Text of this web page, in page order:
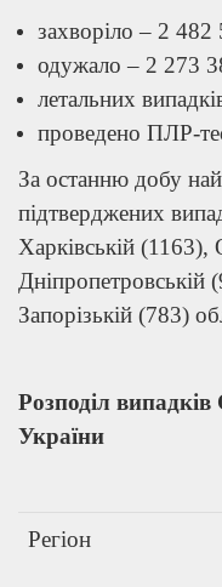
захворіло – 2 482
одужало – 2 273
летальних
проведено ПЛР-
За останню добу
підтверджених
Харківській (1163),
Дніпропетровській
Запорізькій (783)
Розподіл
України
Регіон